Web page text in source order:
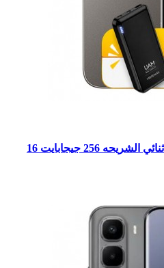
موبايل انفينكس نوت 60 x6879 ثنائي الشريحه 256 جيجابايت 16